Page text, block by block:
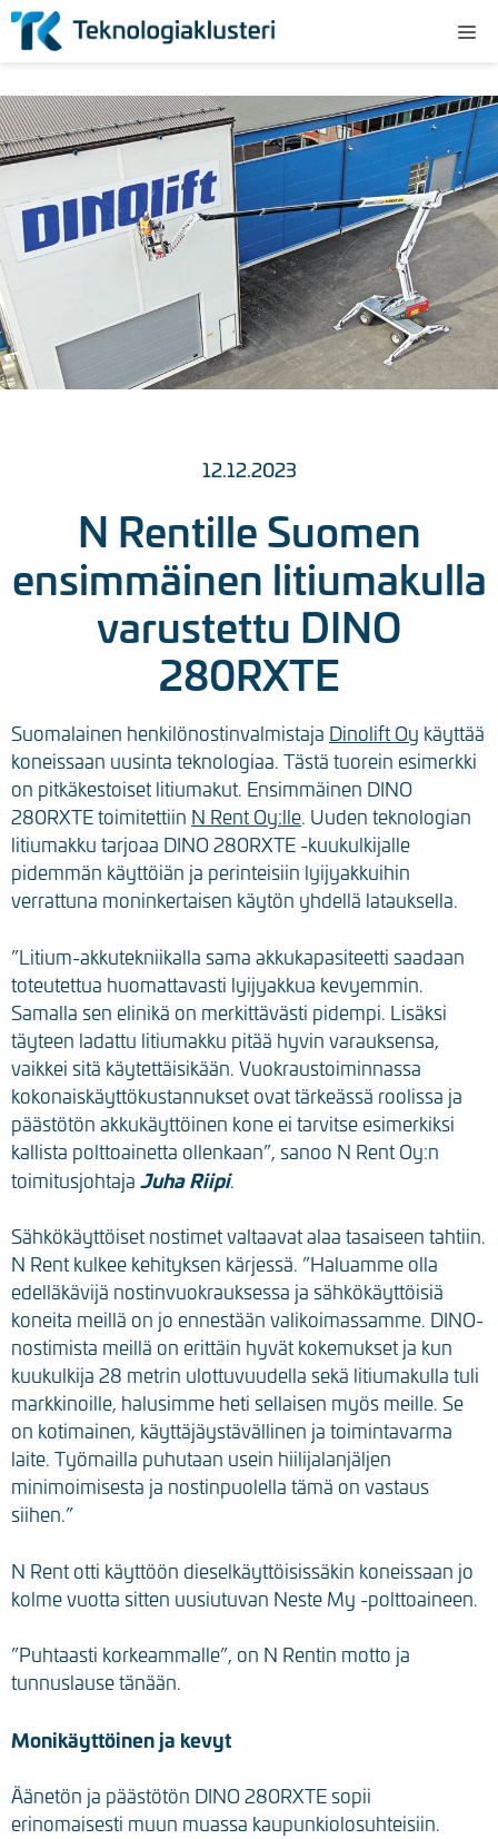
Siirry
sisältöön
12.12.2023
N Rentille Suomen
ensimmäinen litiumakulla
varustettu DINO
280RXTE
Suomalainen henkilönostinvalmistaja Dinolift Oy käyttää
koneissaan uusinta teknologiaa. Tästä tuorein esimerkki
on pitkäkestoiset litiumakut. Ensimmäinen DINO
280RXTE toimitettiin N Rent Oy:lle. Uuden teknologian
litiumakku tarjoaa DINO 280RXTE -kuukulkijalle
pidemmän käyttöiän ja perinteisiin lyijyakkuihin
verrattuna moninkertaisen käytön yhdellä latauksella.
”Litium-akkutekniikalla sama akkukapasiteetti saadaan
toteutettua huomattavasti lyijyakkua kevyemmin.
Samalla sen elinikä on merkittävästi pidempi. Lisäksi
täyteen ladattu litiumakku pitää hyvin varauksensa,
vaikkei sitä käytettäisikään. Vuokraustoiminnassa
kokonaiskäyttökustannukset ovat tärkeässä roolissa ja
päästötön akkukäyttöinen kone ei tarvitse esimerkiksi
kallista polttoainetta ollenkaan”, sanoo N Rent Oy:n
toimitusjohtaja Juha Riipi.
Sähkökäyttöiset nostimet valtaavat alaa tasaiseen tahtiin.
N Rent kulkee kehityksen kärjessä. ”Haluamme olla
edelläkävijä nostinvuokrauksessa ja sähkökäyttöisiä
koneita meillä on jo ennestään valikoimassamme. DINO-
nostimista meillä on erittäin hyvät kokemukset ja kun
kuukulkija 28 metrin ulottuvuudella sekä litiumakulla tuli
markkinoille, halusimme heti sellaisen myös meille. Se
on kotimainen, käyttäjäystävällinen ja toimintavarma
laite. Työmailla puhutaan usein hiilijalanjäljen
minimoimisesta ja nostinpuolella tämä on vastaus
siihen.”
N Rent otti käyttöön dieselkäyttöisissäkin koneissaan jo
kolme vuotta sitten uusiutuvan Neste My -polttoaineen.
”Puhtaasti korkeammalle”, on N Rentin motto ja
tunnuslause tänään.
Monikäyttöinen ja kevyt
Äänetön ja päästötön DINO 280RXTE sopii
erinomaisesti muun muassa kaupunkiolosuhteisiin.